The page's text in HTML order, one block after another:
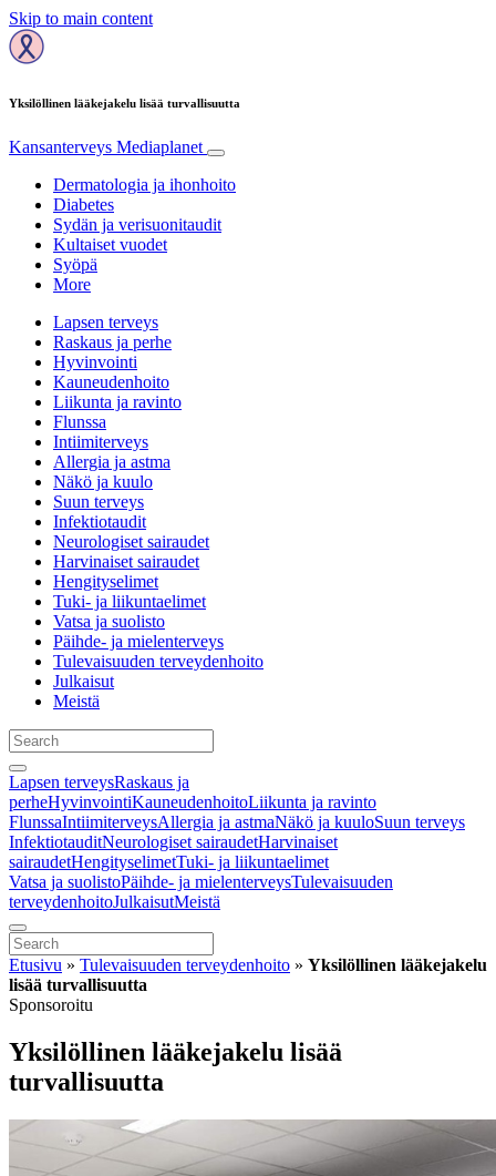
Skip to main content
Yksilöllinen lääkejakelu lisää turvallisuutta
Kansanterveys Mediaplanet
Dermatologia ja ihonhoito
Diabetes
Sydän ja verisuonitaudit
Kultaiset vuodet
Syöpä
More
Lapsen terveys
Raskaus ja perhe
Hyvinvointi
Kauneudenhoito
Liikunta ja ravinto
Flunssa
Intiimiterveys
Allergia ja astma
Näkö ja kuulo
Suun terveys
Infektiotaudit
Neurologiset sairaudet
Harvinaiset sairaudet
Hengityselimet
Tuki- ja liikuntaelimet
Vatsa ja suolisto
Päihde- ja mielenterveys
Tulevaisuuden terveydenhoito
Julkaisut
Meistä
Lapsen terveysRaskaus ja
perheHyvinvointiKauneudenhoitoLiikunta ja ravinto
FlunssaIntiimiterveysAllergia ja astmaNäkö ja kuuloSuun terveys
InfektiotauditNeurologiset sairaudetHarvinaiset
sairaudetHengityselimetTuki- ja liikuntaelimet
Vatsa ja suolistoPäihde- ja mielenterveysTulevaisuuden
terveydenhoitoJulkaisutMeistä
Etusivu » Tulevaisuuden terveydenhoito » Yksilöllinen lääkejakelu
lisää turvallisuutta
Sponsoroitu
Yksilöllinen lääkejakelu lisää
turvallisuutta